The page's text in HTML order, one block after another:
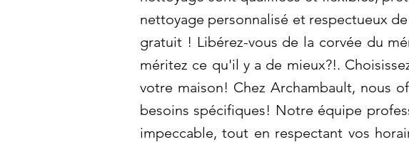
nettoyage personnalisé et respectueux
gratuit ! Libérez-vous de la corvée du
méritez ce qu'il y a de mieux?!.
votre maison! Chez Archambault, nous
besoins spécifiques! Notre équipe
impeccable, tout en respectant vos